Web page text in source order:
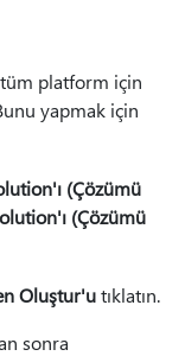
platform için
yapmak için
(Çözümü
(Çözümü
Oluştur'utıklatın.
sonra